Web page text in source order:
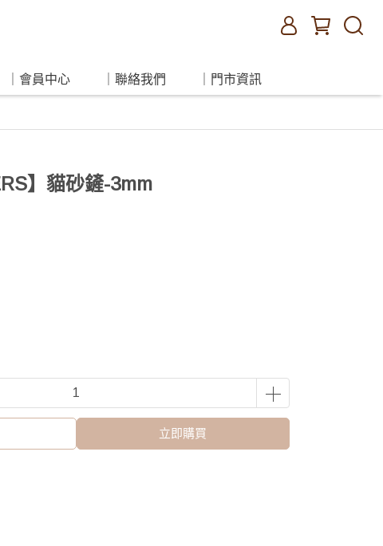
｜會員中心 ｜聯絡我們 ｜門市資訊
】貓砂鏟-3mm
立即購買